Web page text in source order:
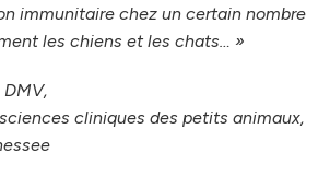
immunitaire chez un certain nombre
les chiens et les chats… »
DMV,
cliniques des petits animaux,